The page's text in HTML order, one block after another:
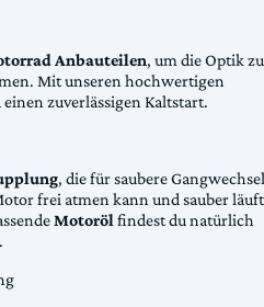
Anbauteilen, um die Optik zu
Mit unseren hochwertigen
zuverlässigen Kaltstart.
, die für saubere Gangwechsel
frei atmen kann und sauber
Motorölfindest du natürlich